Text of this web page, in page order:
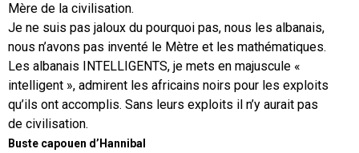
Mère de la civilisation.
Je ne suis pas jaloux du pourquoi pas, nous les albanais,
nous n’avons pas inventé le Mètre et les mathématiques.
Les albanais INTELLIGENTS, je mets en majuscule «
intelligent », admirent les africains noirs pour les exploits
qu’ils ont accomplis. Sans leurs exploits il n’y aurait pas
de civilisation.
Buste capouen d’Hannibal